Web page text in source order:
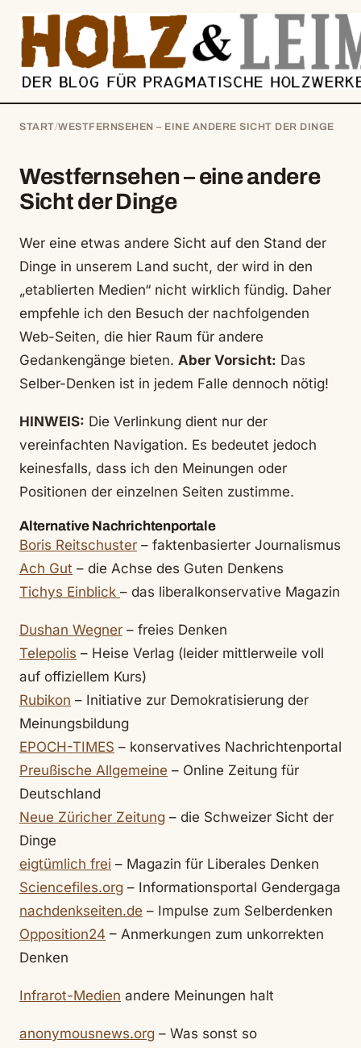
springen
START/WESTFERNSEHEN – EINE ANDERE SICHT DER DINGE
Westfernsehen – eine andere
Sicht der Dinge
Wer eine etwas andere Sicht auf den Stand der
Dinge in unserem Land sucht, der wird in den
„etablierten Medien“ nicht wirklich fündig. Daher
empfehle ich den Besuch der nachfolgenden
Web-Seiten, die hier Raum für andere
Gedankengänge bieten. Aber Vorsicht: Das
Selber-Denken ist in jedem Falle dennoch nötig!
HINWEIS: Die Verlinkung dient nur der
vereinfachten Navigation. Es bedeutet jedoch
keinesfalls, dass ich den Meinungen oder
Positionen der einzelnen Seiten zustimme.
Alternative Nachrichtenportale
Boris Reitschuster – faktenbasierter Journalismus
Ach Gut – die Achse des Guten Denkens
Tichys Einblick – das liberalkonservative Magazin
Dushan Wegner – freies Denken
Telepolis – Heise Verlag (leider mittlerweile voll
auf offiziellem Kurs)
Rubikon – Initiative zur Demokratisierung der
Meinungsbildung
EPOCH-TIMES – konservatives Nachrichtenportal
Preußische Allgemeine – Online Zeitung für
Deutschland
Neue Züricher Zeitung – die Schweizer Sicht der
Dinge
eigtümlich frei – Magazin für Liberales Denken
Sciencefiles.org – Informationsportal Gendergaga
nachdenkseiten.de – Impulse zum Selberdenken
Opposition24 – Anmerkungen zum unkorrekten
Denken
Infrarot-Medien andere Meinungen halt
anonymousnews.org – Was sonst so